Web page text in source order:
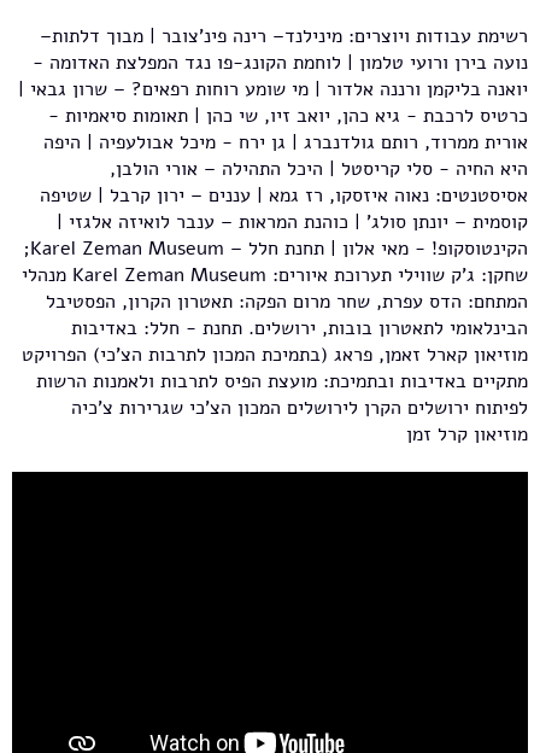
רשימת עבודות ויוצרים: מינילנד– רינה פינ'צובר | מבוך דלתות–
נועה בירן ורועי טלמון | לוחמת הקונג-פו נגד המפלצת האדומה -
יואנה בליקמן ורננה אלדור | מי שומע רוחות רפאים? – שרון גבאי |
כרטיס לרכבת - גיא כהן, יואב זיו, שי כהן | תאומות סיאמיות -
אורית ממרוד, רותם גולדנברג | גן ירח - מיכל אבולעפיה | היפה
היא החיה - סלי קריסטל | היכל התהילה – אורי הולבן,
אסיסטנטים: נאוה איזסקו, רז גמא | עננים – ירון קרבל | שטיפה
קוסמית – יונתן סולג' | כוהנת המראות – ענבר לואיזה אלגזי |
הקינטוסקופ! - מאי אלון | תחנת חלל – Karel Zeman Museum;
שחקן: ג'ק שווילי תערוכת איורים: Karel Zeman Museum מנהלי
המתחם: הדס עפרת, שחר מרום הפקה: תאטרון הקרון, הפסטיבל
הבינלאומי לתאטרון בובות, ירושלים. תחנת - חלל: באדיבות
מוזיאון קארל זאמן, פראג (בתמיכת המכון לתרבות הצ'כי) הפרויקט
מתקיים באדיבות ובתמיכת: מועצת הפיס לתרבות ולאמנות הרשות
לפיתוח ירושלים הקרן לירושלים המכון הצ'כי שגרירות צ'כיה
מוזיאון קרל זמן
לונה פארק 5